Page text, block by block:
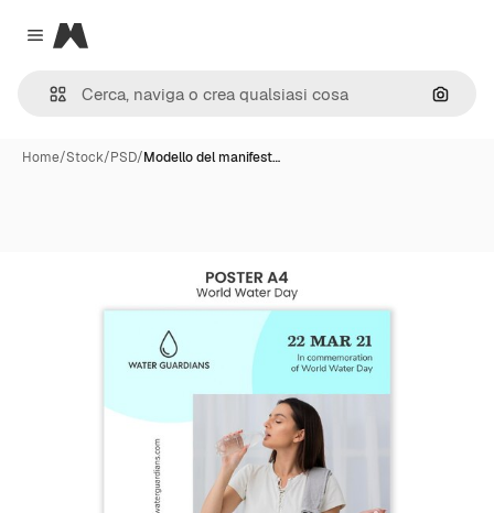
Close menu
Magnific
Cerca
Home/Stock/PSD/Modello del manifest…